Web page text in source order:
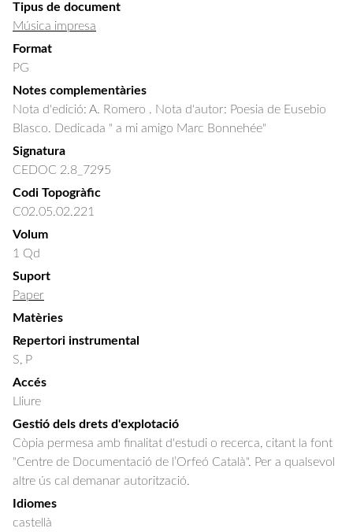
Tipus de document
Música impresa
Format
PG
Notes complementàries
Nota d'edició: A. Romero . Nota d'autor: Poesia de Eusebio
Blasco. Dedicada " a mi amigo Marc Bonnehée"
Signatura
CEDOC 2.8_7295
Codi Topogràfic
C02.05.02.221
Volum
1 Qd
Suport
Paper
Matèries
Repertori instrumental
S, P
Accés
Lliure
Gestió dels drets d'explotació
Còpia permesa amb finalitat d'estudi o recerca, citant la font
"Centre de Documentació de l’Orfeó Català". Per a qualsevol
altre ús cal demanar autorització.
Idiomes
castellà